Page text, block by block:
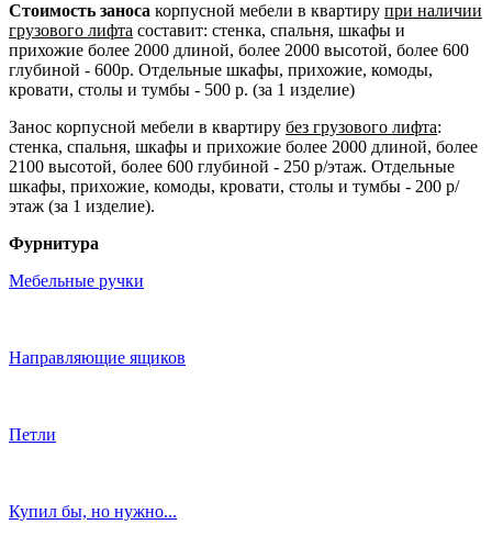
Стоимость заноса корпусной мебели в квартиру при наличии
грузового лифта составит: стенка, спальня, шкафы и
прихожие более 2000 длиной, более 2000 высотой, более 600
глубиной - 600р. Отдельные шкафы, прихожие, комоды,
кровати, столы и тумбы - 500 р. (за 1 изделие)
Занос корпусной мебели в квартиру без грузового лифта:
стенка, спальня, шкафы и прихожие более 2000 длиной, более
2100 высотой, более 600 глубиной - 250 р/этаж. Отдельные
шкафы, прихожие, комоды, кровати, столы и тумбы - 200 р/
этаж (за 1 изделие).
Фурнитура
Мебельные ручки
Направляющие ящиков
Петли
Купил бы, но нужно...